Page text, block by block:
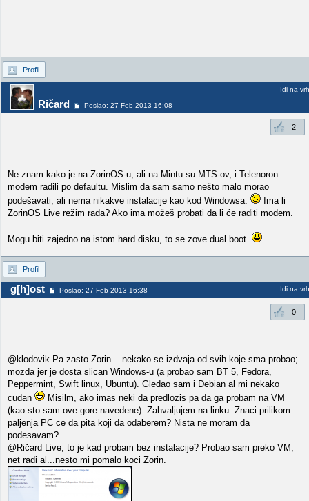
Profil
Ričard Poslao: 27 Feb 2013 16:08
Idi na vrh
2
Ne znam kako je na ZorinOS-u, ali na Mintu su MTS-ov, i Telenoron
modem radili po defaultu. Mislim da sam samo nešto malo morao
podešavati, ali nema nikakve instalacije kao kod Windowsa.
Ima li
ZorinOS Live režim rada? Ako ima možeš probati da li će raditi modem.
Mogu biti zajedno na istom hard disku, to se zove dual boot.
Profil
g[h]ost Poslao: 27 Feb 2013 16:38 Idi na vrh
0
@klodovik Pa zasto Zorin... nekako se izdvaja od svih koje sma probao;
mozda jer je dosta slican Windows-u (a probao sam BT 5, Fedora,
Peppermint, Swift linux, Ubuntu). Gledao sam i Debian al mi nekako
cudan
Misilm, ako imas neki da predlozis pa da ga probam na VM
(kao sto sam ove gore navedene). Zahvaljujem na linku. Znaci prilikom
paljenja PC ce da pita koji da odaberem? Nista ne moram da
podesavam?
@Ričard Live, to je kad probam bez instalacije? Probao sam preko VM,
net radi al...nesto mi pomalo koci Zorin.